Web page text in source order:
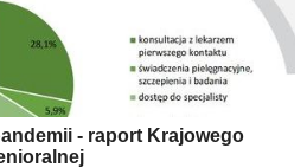
- raport Krajowego